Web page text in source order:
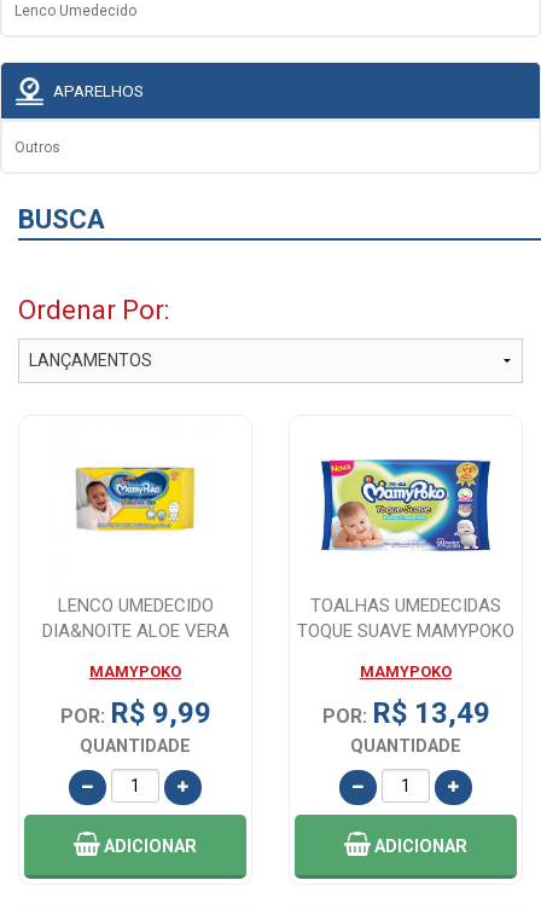
Lenco Umedecido
APARELHOS
Outros
BUSCA
Ordenar Por:
LENCO UMEDECIDO
DIA&NOITE ALOE VERA
MAMYPOKO
POR: R$ 9,99
QUANTIDADE
ADICIONAR
TOALHAS UMEDECIDAS
TOQUE SUAVE MAMYPOKO
MAMYPOKO
POR: R$ 13,49
QUANTIDADE
ADICIONAR